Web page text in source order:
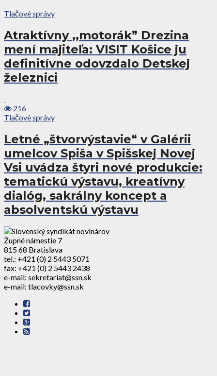
Tlačové správy
Atraktívny ,,motorák” Drezina
mení majiteľa: VISIT Košice ju
definitívne odovzdalo Detskej
železnici
216
Tlačové správy
Letné „štvorvýstavie“ v Galérii
umelcov Spiša v Spišskej Novej
Vsi uvádza štyri nové produkcie:
tematickú výstavu, kreatívny
dialóg, sakrálny koncept a
absolventskú výstavu
Župné námestie 7
815 68 Bratislava
tel.: +421 (0) 2 5443 5071
fax: +421 (0) 2 5443 2438
e-mail: sekretariat@ssn.sk
e-mail: tlacovky@ssn.sk